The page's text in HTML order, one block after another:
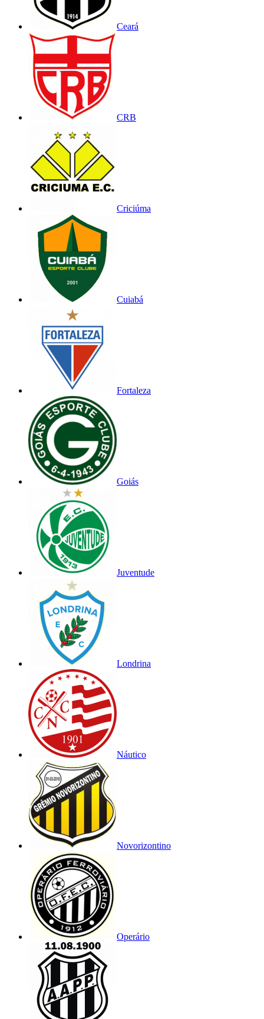
Ceará
CRB
Criciúma
Cuiabá
Fortaleza
Goiás
Juventude
Londrina
Náutico
Novorizontino
Operário